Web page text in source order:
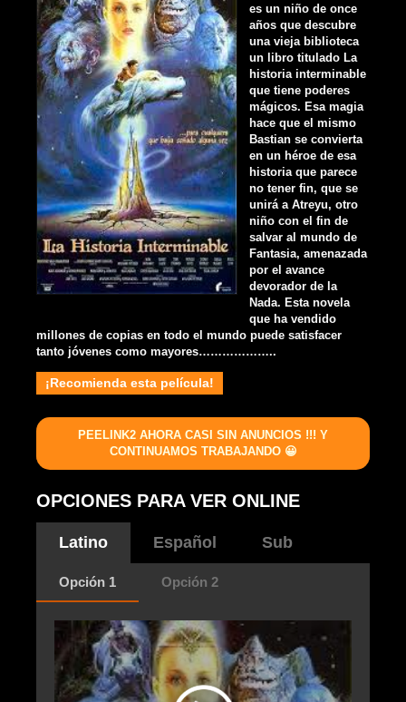
es un niño de once
años que descubre
una vieja biblioteca
un libro titulado La
historia interminable
que tiene poderes
mágicos. Esa magia
hace que el mismo
Bastian se convierta
en un héroe de esa
historia que parece
no tener fin, que se
unirá a Atreyu, otro
niño con el fin de
salvar al mundo de
Fantasia, amenazada
por el avance
devorador de la
Nada. Esta novela
que ha vendido
millones de copias en todo el mundo puede satisfacer
tanto jóvenes como mayores………………..
¡Recomienda esta película!
PEELINK2 AHORA CASI SIN ANUNCIOS !!! Y
CONTINUAMOS TRABAJANDO 😀
OPCIONES PARA VER ONLINE
Latino Español Sub
Opción 1 Opción 2